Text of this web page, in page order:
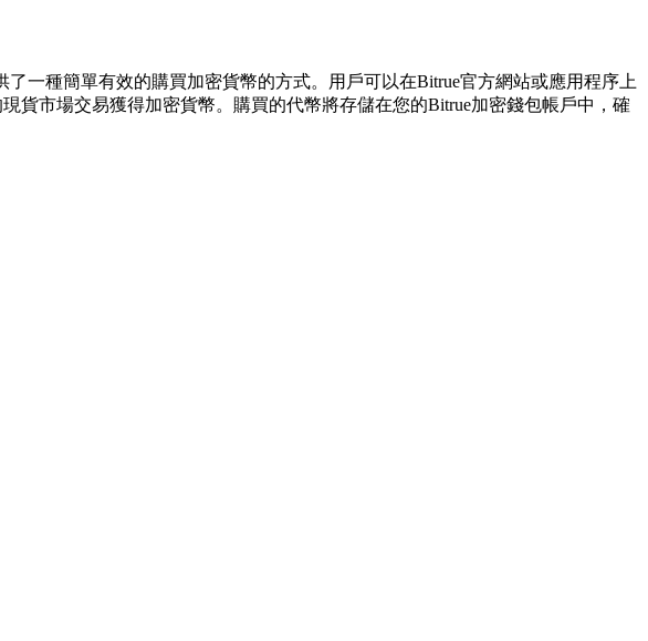
一種簡單有效的購買加密貨幣的方式。用戶可以在Bitrue官方網站或應用程序上
貨市場交易獲得加密貨幣。購買的代幣將存儲在您的Bitrue加密錢包帳戶中，確